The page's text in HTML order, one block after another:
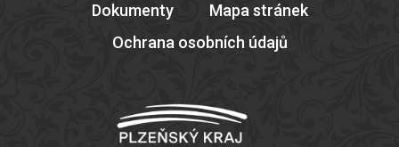
Dokumenty
Mapa stránek
Ochrana osobních údajů